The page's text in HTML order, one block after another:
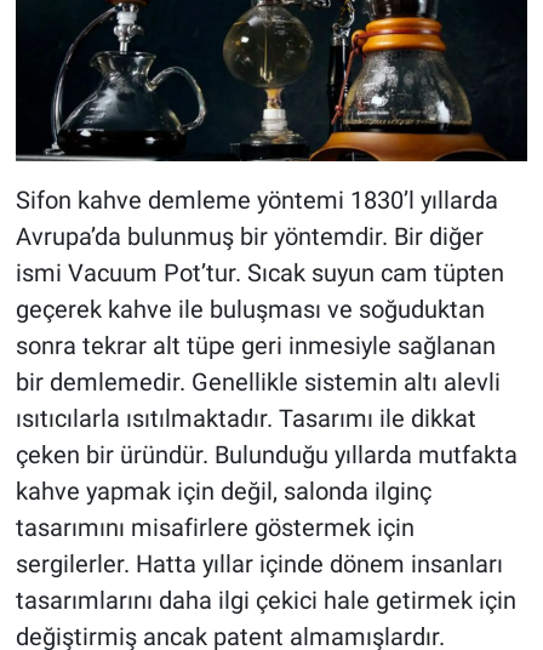
Sifon kahve demleme yöntemi 1830’l yıllarda
Avrupa’da bulunmuş bir yöntemdir. Bir diğer
ismi Vacuum Pot’tur. Sıcak suyun cam tüpten
geçerek kahve ile buluşması ve soğuduktan
sonra tekrar alt tüpe geri inmesiyle sağlanan
bir demlemedir. Genellikle sistemin altı alevli
ısıtıcılarla ısıtılmaktadır. Tasarımı ile dikkat
çeken bir üründür. Bulunduğu yıllarda mutfakta
kahve yapmak için değil, salonda ilginç
tasarımını misafirlere göstermek için
sergilerler. Hatta yıllar içinde dönem insanları
tasarımlarını daha ilgi çekici hale getirmek için
değiştirmiş ancak patent almamışlardır.